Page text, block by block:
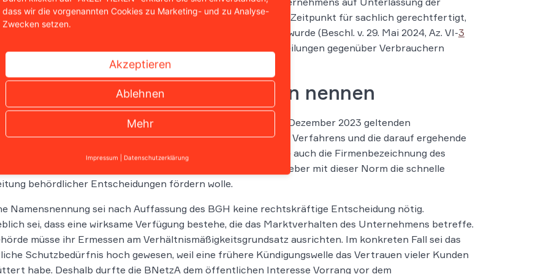
ab. Es hielt das Verbot der Behörde zum damaligen Zeitpunkt für sachlich gerechtfertigt,
der Beschluss später aus formalen Gründen aufgehoben wurde (Beschl. v. 29. Mai 2024, Az. VI-3
23
[V]). Damit bestätigte das Gericht bereits, dass die Mitteilungen gegenüber Verbrauchern
waren.
durfte Namen nennen
bestätigte diese Linie nun ausdrücklich. § 74 Satz 2 des bis Dezember 2023 geltenden
erlaube der BNetzA, die Einleitung eines Verfahrens und die darauf ergehende
im Internet zu veröffentlichen. Die Vorschrift umfasse auch die Firmenbezeichnung des
Unternehmens. Die Richter betonten, dass der Gesetzgeber mit dieser Norm die schnelle
behördlicher Entscheidungen fördern wolle.
Namensnennung sei nach Auffassung des BGH keine rechtskräftige Entscheidung nötig.
sei, dass eine wirksame Verfügung bestehe, die das Marktverhalten des Unternehmens betreffe.
müsse ihr Ermessen am Verhältnismäßigkeitsgrundsatz ausrichten. Im konkreten Fall sei das
Schutzbedürfnis hoch gewesen, weil eine frühere Kündigungswelle das Vertrauen vieler Kunden
habe. Deshalb durfte die BNetzA dem öffentlichen Interesse Vorrang vor dem
dass wir die vorgenannten Cookies zu Marketing- und zu Analyse-
Zwecken setzen.
Akzeptieren
Ablehnen
Mehr
Impressum Datenschutzerklärung